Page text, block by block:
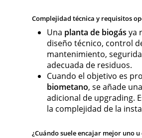
Complejidad técnica y requisitos
Una planta de biogás ya
diseño técnico, control
mantenimiento,
adecuada de residuos.
Cuando el objetivo es
biometano, se añade
adicional de upgrading.
la complejidad de la
¿Cuándo suele encajar mejor uno